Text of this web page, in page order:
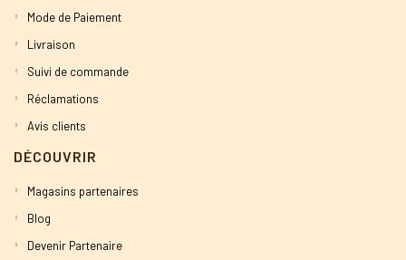
Mode de Paiement
Livraison
Suivi de commande
Réclamations
Avis clients
DÉCOUVRIR
Magasins partenaires
Blog
Devenir Partenaire